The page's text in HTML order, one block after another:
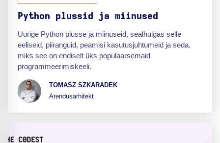
Python plussid ja miinused
Uurige Python plusse ja miinuseid, sealhulgas selle
eeliseid, piiranguid, peamisi kasutusjuhtumeid ja seda,
miks see on endiselt üks populaarsemaid
programmeerimiskeeli.
TOMASZ SZKARADEK
Arendusarhitekt